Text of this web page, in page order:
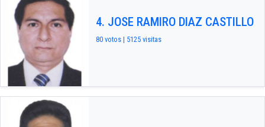
4. JOSE RAMIRO DIAZ CASTILLO
80 votos | 5125 visitas